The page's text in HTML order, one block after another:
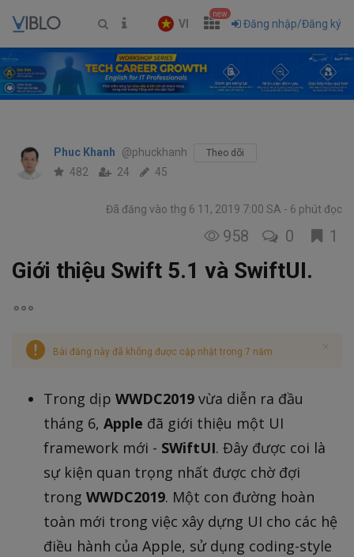
VI
new
Đăng nhập/Đăng ký
Phuc Khanh @phuckhanh Theo dõi
482 24 45
Đã đăng vào thg 6 11, 2019 7:00 SA 6 phút đọc
958 0 1
Giới thiệu Swift 5.1 và SwiftUI.
Bài đăng này đã không được cập nhật trong 7 năm
Trong dịp WWDC2019 vừa diễn ra đầu
tháng 6, Apple đã giới thiệu một UI
framework mới - SWiftUI. Đây được coi là
sự kiện quan trọng nhất được chờ đợi
trong WWDC2019. Một con đường hoàn
toàn mới trong việc xây dựng UI cho các hệ
điều hành của Apple, sử dụng coding-style